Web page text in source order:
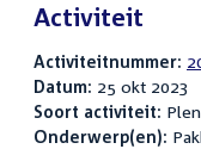
Activiteit
Activiteitnummer:
Datum: 25 okt 2023
Soort activiteit:
Onderwerp(en):